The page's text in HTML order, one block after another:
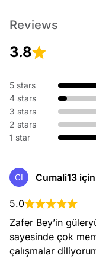
Reviews
3.8
5 stars
4 stars
3 stars
2 stars
1 star
CI Cumali13 için
5.0
Zafer Bey’in
sayesinde çok
çalışmalar